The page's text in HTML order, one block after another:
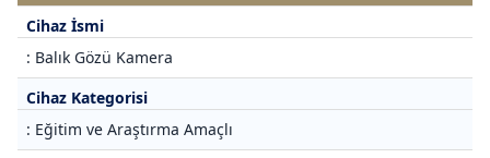
Cihaz İsmi
: Balık Gözü Kamera
Cihaz Kategorisi
: Eğitim ve Araştırma Amaçlı